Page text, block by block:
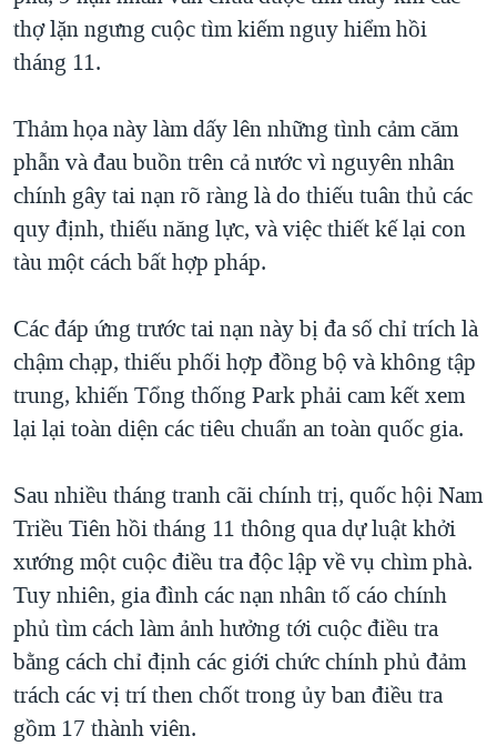
thợ lặn ngưng cuộc tìm kiếm nguy hiểm hồi
tháng 11.
Thảm họa này làm dấy lên những tình cảm căm
phẫn và đau buồn trên cả nước vì nguyên nhân
chính gây tai nạn rõ ràng là do thiếu tuân thủ các
quy định, thiếu năng lực, và việc thiết kế lại con
tàu một cách bất hợp pháp.
Các đáp ứng trước tai nạn này bị đa số chỉ trích là
chậm chạp, thiếu phối hợp đồng bộ và không tập
trung, khiến Tổng thống Park phải cam kết xem
lại lại toàn diện các tiêu chuẩn an toàn quốc gia.
Sau nhiều tháng tranh cãi chính trị, quốc hội Nam
Triều Tiên hồi tháng 11 thông qua dự luật khởi
xướng một cuộc điều tra độc lập về vụ chìm phà.
Tuy nhiên, gia đình các nạn nhân tố cáo chính
phủ tìm cách làm ảnh hưởng tới cuộc điều tra
bằng cách chỉ định các giới chức chính phủ đảm
trách các vị trí then chốt trong ủy ban điều tra
gồm 17 thành viên.